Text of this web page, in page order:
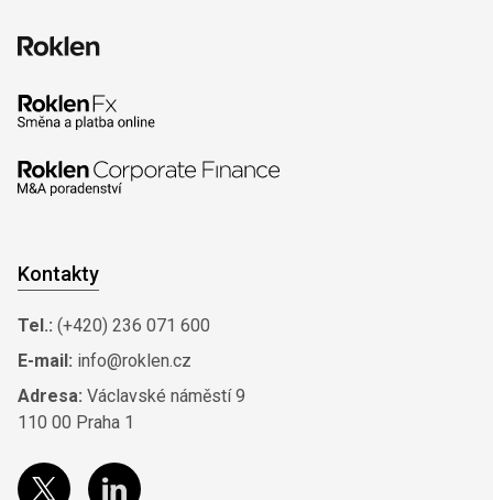
Kontakty
Tel.: (+420) 236 071 600
E-mail: info@roklen.cz
Adresa: Václavské náměstí 9
110 00 Praha 1